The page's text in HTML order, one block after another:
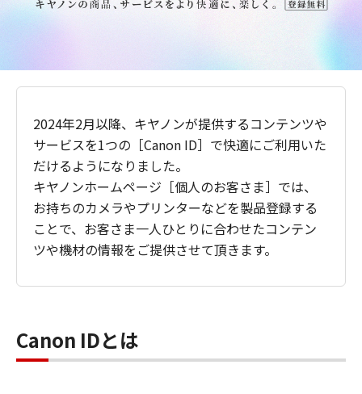
2024年2月以降、キヤノンが提供するコンテンツや
サービスを1つの［Canon ID］で快適にご利用いた
だけるようになりました。
キヤノンホームページ［個人のお客さま］では、
お持ちのカメラやプリンターなどを製品登録する
ことで、お客さま一人ひとりに合わせたコンテン
ツや機材の情報をご提供させて頂きます。
Canon IDとは